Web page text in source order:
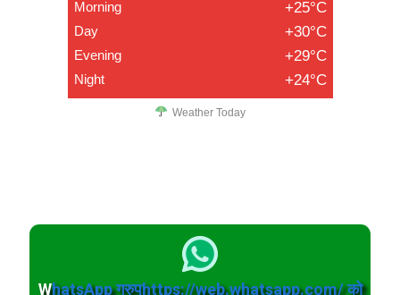
Morning +25°C
Day +30°C
Evening +29°C
Night +24°C
Weather Today
WhatsApp ग्रुपhttps://web.whatsapp.com/ को